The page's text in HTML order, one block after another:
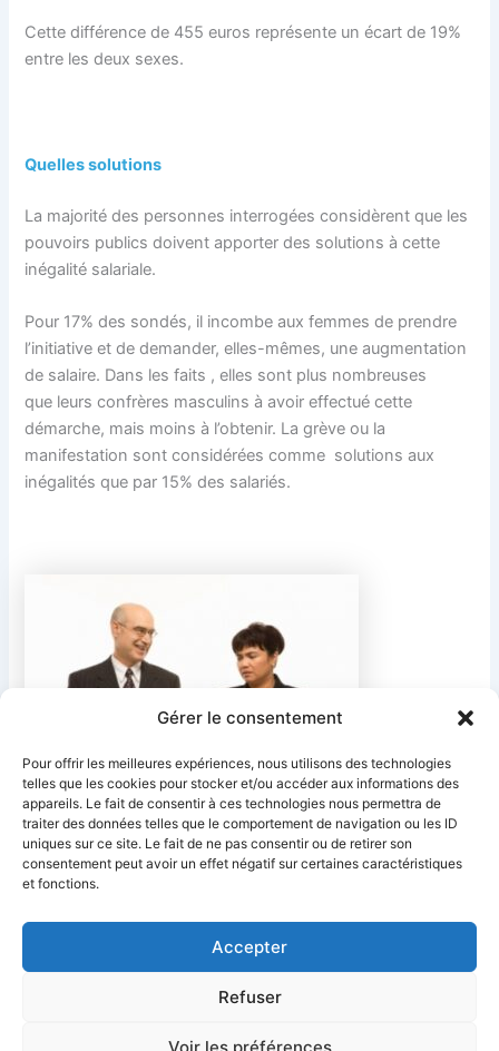
Gérer le consentement
Pour offrir les meilleures expériences, nous utilisons des technologies
telles que les cookies pour stocker et/ou accéder aux informations des
appareils. Le fait de consentir à ces technologies nous permettra de
traiter des données telles que le comportement de navigation ou les ID
uniques sur ce site. Le fait de ne pas consentir ou de retirer son
consentement peut avoir un effet négatif sur certaines caractéristiques
et fonctions.
Accepter
Refuser
Voir les préférences
Cette différence de 455 euros représente un écart de 19%
entre les deux sexes.
Quelles solutions
La majorité des personnes interrogées considèrent que les
pouvoirs publics doivent apporter des solutions à cette
inégalité salariale.
Pour 17% des sondés, il incombe aux femmes de prendre
l’initiative et de demander, elles-mêmes, une augmentation
de salaire. Dans les faits , elles sont plus nombreuses
que leurs confrères masculins à avoir effectué cette
démarche, mais moins à l’obtenir. La grève ou la
manifestation sont considérées comme solutions aux
inégalités que par 15% des salariés.
PRÉCÉDENT SUIVANT
Mentions Légales
Politique de confidentialité